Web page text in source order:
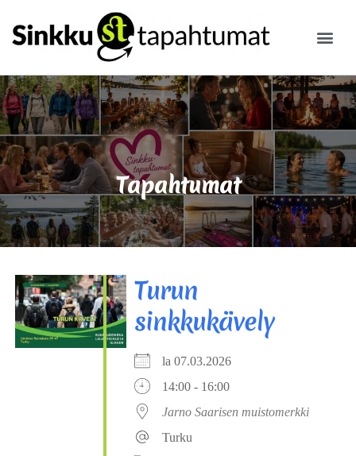
Tapahtumat
Turun
sinkkukävely
la 07.03.2026
14:00 - 16:00
Jarno Saarisen muistomerkki
Turku